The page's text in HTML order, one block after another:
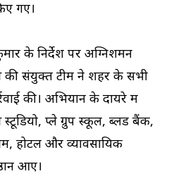
गए।
के निर्देश पर अग्निशमन
संयुक्त टीम ने शहर के सभी
की। अभियान के दायरे में
स्टूडियो, प्ले ग्रुप स्कूल, ब्लड बैंक,
होटल और व्यावसायिक
आए।